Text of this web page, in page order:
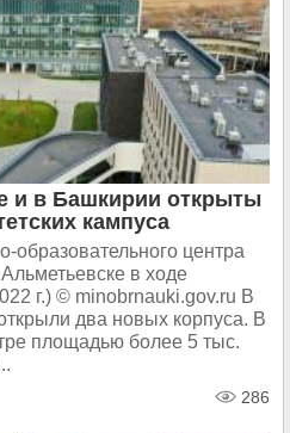
и в Башкирии открыты
кампуса
образовательного центра
в ходе
г.) © minobrnauki.gov.ru В
два новых корпуса. В
площадью более 5 тыс.
286